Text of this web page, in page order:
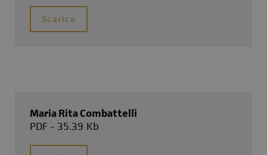
Scarica
Maria Rita Combattelli
PDF - 35.39 Kb